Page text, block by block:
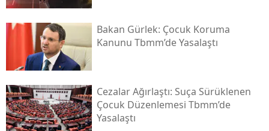
Bakan Gürlek: Çocuk Koruma
Kanunu Tbmm’de Yasalaştı
Cezalar Ağırlaştı: Suça Sürüklenen
Çocuk Düzenlemesi Tbmm’de
Yasalaştı